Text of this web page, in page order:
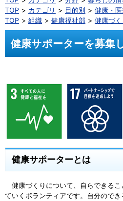
TOP
カテゴリ 目的別 健康・医
TOP
組織 健康福祉部 健康づ
健康サポーターを募集
健康サポーターとは
健康づくりについて、自らできるこ
ていくボランティアです。自分ので